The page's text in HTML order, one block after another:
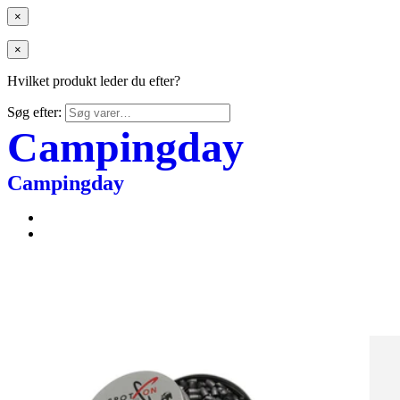
×
×
Hvilket produkt leder du efter?
Søg efter:
Campingday
Campingday